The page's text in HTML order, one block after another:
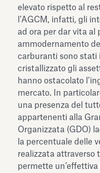
elevato rispetto al
l’AGCM, infatti, gli
ad ora per dar vita al
ammodernamento
carburanti sono stati
cristallizzato gli
hanno ostacolato
mercato. In
una presenza del
appartenenti alla
Organizzata (GDO)
la percentuale delle
realizzata attraverso
permette